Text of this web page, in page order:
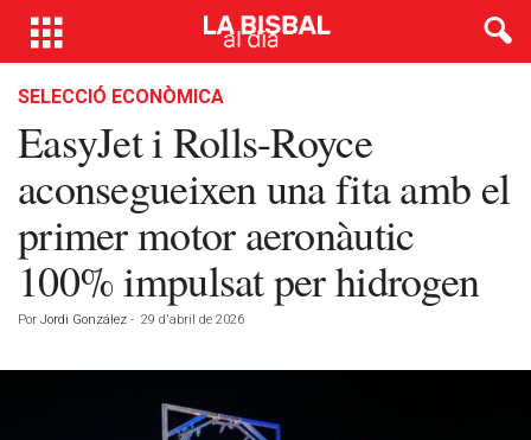
SELECCIÓ ECONÒMICA
EasyJet i Rolls-Royce
aconsegueixen una fita amb el
primer motor aeronàutic
100% impulsat per hidrogen
Por Jordi González - 29 d'abril de 2026